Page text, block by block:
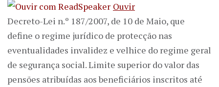
Ouvir
Decreto-Lei n.º 187/2007, de 10 de Maio, que
define o regime jurídico de protecção nas
eventualidades invalidez e velhice do regime geral
de segurança social. Limite superior do valor das
pensões atribuídas aos beneficiários inscritos até